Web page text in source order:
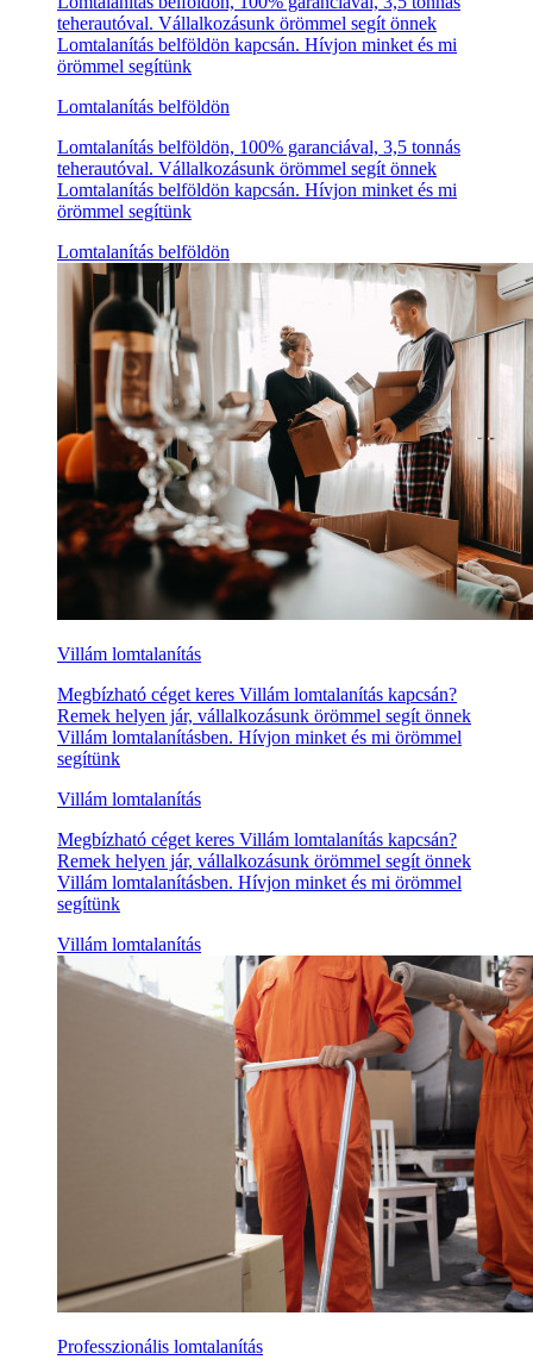
teherautóval. Vállalkozásunk örömmel segít önnek
Lomtalanítás belföldön kapcsán. Hívjon minket és mi
örömmel segítünk
Lomtalanítás belföldön
Lomtalanítás belföldön, 100% garanciával, 3,5 tonnás
teherautóval. Vállalkozásunk örömmel segít önnek
Lomtalanítás belföldön kapcsán. Hívjon minket és mi
örömmel segítünk
Lomtalanítás belföldön
Villám lomtalanítás
Megbízható céget keres Villám lomtalanítás kapcsán?
Remek helyen jár, vállalkozásunk örömmel segít önnek
Villám lomtalanításben. Hívjon minket és mi örömmel
segítünk
Villám lomtalanítás
Megbízható céget keres Villám lomtalanítás kapcsán?
Remek helyen jár, vállalkozásunk örömmel segít önnek
Villám lomtalanításben. Hívjon minket és mi örömmel
segítünk
Villám lomtalanítás
Professzionális lomtalanítás